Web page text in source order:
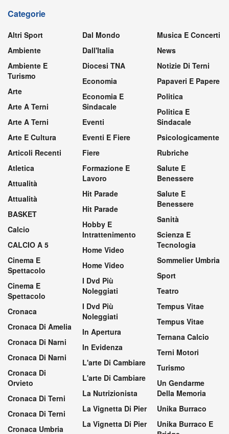
Categorie
Altri Sport
Ambiente
Ambiente E
Turismo
Arte
Arte A Terni
Arte A Terni
Arte E Cultura
Articoli Recenti
Atletica
Attualità
Attualità
BASKET
Calcio
CALCIO A 5
Cinema E
Spettacolo
Cinema E
Spettacolo
Cronaca
Cronaca Di Amelia
Cronaca Di Narni
Cronaca Di Narni
Cronaca Di
Orvieto
Cronaca Di Terni
Cronaca Di Terni
Cronaca Umbria
Dal Mondo
Dall'Italia
Diocesi TNA
Economia
Economia E
Sindacale
Eventi
Eventi E Fiere
Fiere
Formazione E
Lavoro
Hit Parade
Hit Parade
Hobby E
Intrattenimento
Home Video
Home Video
I Dvd Più
Noleggiati
I Dvd Più
Noleggiati
In Apertura
In Evidenza
L'arte Di Cambiare
L'arte Di Cambiare
La Nutrizionista
La Vignetta Di Pier
La Vignetta Di Pier
Musica E Concerti
News
Notizie Di Terni
Papaveri E Papere
Politica
Politica E
Sindacale
Psicologicamente
Rubriche
Salute E
Benessere
Salute E
Benessere
Sanità
Scienza E
Tecnologia
Sommelier Umbria
Sport
Teatro
Tempus Vitae
Tempus Vitae
Ternana Calcio
Terni Motori
Turismo
Un Gendarme
Della Memoria
Unika Burraco
Unika Burraco E